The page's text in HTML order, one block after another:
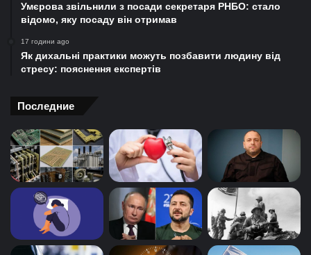
Умєрова звільнили з посади секретаря РНБО: стало
відомо, яку посаду він отримав
17 години ago
Як дихальні практики можуть позбавити людину від
стресу: пояснення експертів
Последние